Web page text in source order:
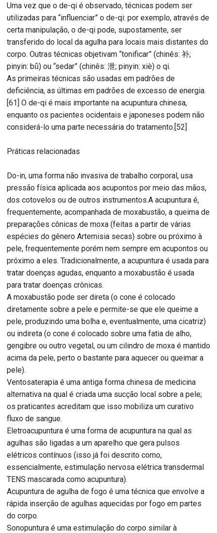
Uma vez que o de-qi é observado, técnicas podem ser
utilizadas para “influenciar” o de-qi: por exemplo, através de
certa manipulação, o de-qi pode, supostamente, ser
transferido do local da agulha para locais mais distantes do
corpo. Outras técnicas objetivam “tonificar” (chinês: 补;
pinyin: bǔ) ou “sedar” (chinês: 泄; pinyin: xiè) o qi.
As primeiras técnicas são usadas em padrões de
deficiência, as últimas em padrões de excesso de energia.
[61] O de-qi é mais importante na acupuntura chinesa,
enquanto os pacientes ocidentais e japoneses podem não
considerá-lo uma parte necessária do tratamento.[52]
Práticas relacionadas
Do-in, uma forma não invasiva de trabalho corporal, usa
pressão física aplicada aos acupontos por meio das mãos,
dos cotovelos ou de outros instrumentos.A acupuntura é,
frequentemente, acompanhada de moxabustão, a queima de
preparações cônicas de moxa (feitas a partir de várias
espécies do gênero Artemisia secas) sobre ou próximo à
pele, frequentemente porém nem sempre em acupontos ou
próximo a eles. Tradicionalmente, a acupuntura é usada para
tratar doenças agudas, enquanto a moxabustão é usada
para tratar doenças crônicas.
A moxabustão pode ser direta (o cone é colocado
diretamente sobre a pele e permite-se que ele queime a
pele, produzindo uma bolha e, eventualmente, uma cicatriz)
ou indireta (o cone é colocado sobre uma fatia de alho,
gengibre ou outro vegetal, ou um cilindro de moxa é mantido
acima da pele, perto o bastante para aquecer ou queimar a
pele).
Ventosaterapia é uma antiga forma chinesa de medicina
alternativa na qual é criada uma sucção local sobre a pele;
os praticantes acreditam que isso mobiliza um curativo
fluxo de sangue.
Eletroacupuntura é uma forma de acupuntura na qual as
agulhas são ligadas a um aparelho que gera pulsos
elétricos contínuos (isso já foi descrito como,
essencialmente, estimulação nervosa elétrica transdermal
TENS mascarada como acupuntura).
Acupuntura de agulha de fogo é uma técnica que envolve a
rápida inserção de agulhas aquecidas por fogo em partes
do corpo.
Sonopuntura é uma estimulação do corpo similar à